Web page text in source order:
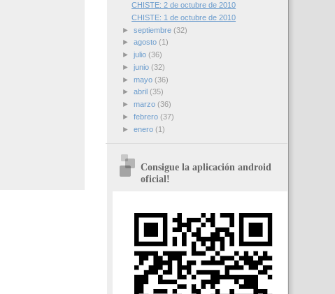
CHISTE: 2 de octubre de 2010
CHISTE: 1 de octubre de 2010
► septiembre (32)
► agosto (1)
► julio (36)
► junio (32)
► mayo (36)
► abril (35)
► marzo (36)
► febrero (37)
► enero (1)
Consigue la aplicación android
oficial!